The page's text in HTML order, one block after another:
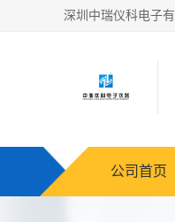
公司首页